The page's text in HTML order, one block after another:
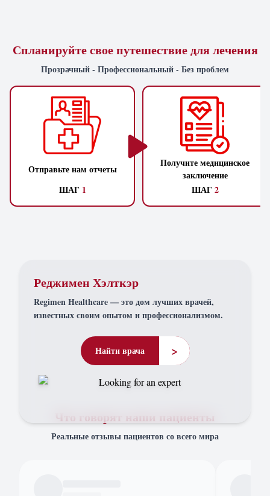
Спланируйте свое путешествие для лечения
Прозрачный - Профессиональный - Без проблем
Отправьте нам отчеты
ШАГ 1
Получите медицинское
заключение
ШАГ2
Реджимен Хэлткэр
Regimen Healthcare — это дом лучших врачей,
известных своим опытом и профессионализмом.
Найти врача >
Что говорят наши пациенты
Реальные отзывы пациентов со всего мира